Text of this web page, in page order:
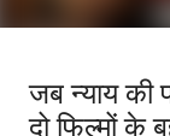
हिंदू होने
यात्रा
जब न्याय की
दो फिल्मों के